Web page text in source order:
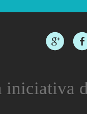
iniciativa